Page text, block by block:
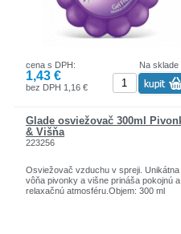
Na sklade
cena s DPH:
1,43 €
bez DPH 1,16 €
Glade osviežovač 300ml
& Višňa
223256
Osviežovač vzduchu v spreji. Unikátna
vôňa pivonky a višne prináša pokojnú a
relaxačnú atmosféru.Objem: 300 ml